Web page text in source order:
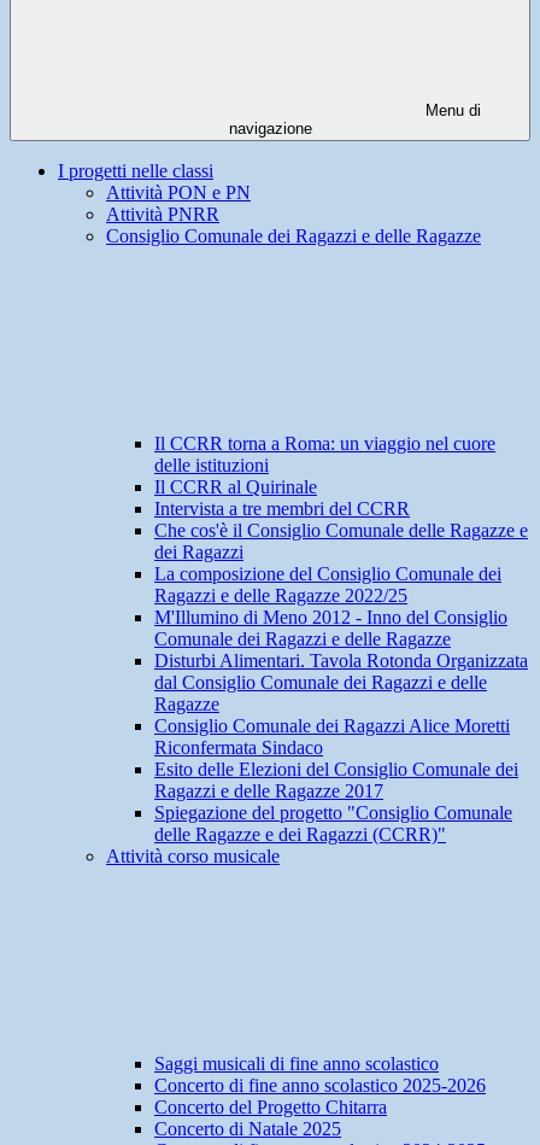
Menu di
navigazione
I progetti nelle classi
Attività PON e PN
Attività PNRR
Consiglio Comunale dei Ragazzi e delle Ragazze
Il CCRR torna a Roma: un viaggio nel cuore
delle istituzioni
Il CCRR al Quirinale
Intervista a tre membri del CCRR
Che cos'è il Consiglio Comunale delle Ragazze e
dei Ragazzi
La composizione del Consiglio Comunale dei
Ragazzi e delle Ragazze 2022/25
M'Illumino di Meno 2012 - Inno del Consiglio
Comunale dei Ragazzi e delle Ragazze
Disturbi Alimentari. Tavola Rotonda Organizzata
dal Consiglio Comunale dei Ragazzi e delle
Ragazze
Consiglio Comunale dei Ragazzi Alice Moretti
Riconfermata Sindaco
Esito delle Elezioni del Consiglio Comunale dei
Ragazzi e delle Ragazze 2017
Spiegazione del progetto "Consiglio Comunale
delle Ragazze e dei Ragazzi (CCRR)"
Attività corso musicale
Saggi musicali di fine anno scolastico
Concerto di fine anno scolastico 2025-2026
Concerto del Progetto Chitarra
Concerto di Natale 2025